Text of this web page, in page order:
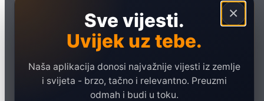
×
Sve vijesti.
Uvijek uz tebe.
Naša aplikacija donosi najvažnije vijesti iz zemlje
i svijeta - brzo, tačno i relevantno. Preuzmi
odmah i budi u toku.
Ekonomija